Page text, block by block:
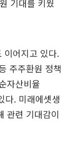
기대를 키웠
이어지고 있다.
주주환원 정책
자산비율
다. 미래에셋생
관련 기대감이